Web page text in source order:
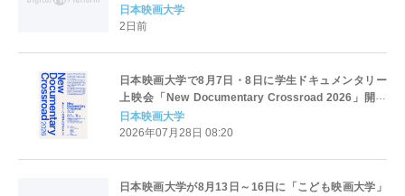
登壇者を迎えて川崎市アートセンターで開催 ＜日本
映画大学＞
日本映画大学
2日前
日本映画大学で8月7日・8日に学生ドキュメンタリー
上映会「New Documentary Crossroad 2026」開催
― ドキュメンタリー映画を学ぶ大学・映画学校が集
合、トークイベントも実施
日本映画大学
2026年07月28日 08:20
日本映画大学が8月13日～16日に「こども映画大学」